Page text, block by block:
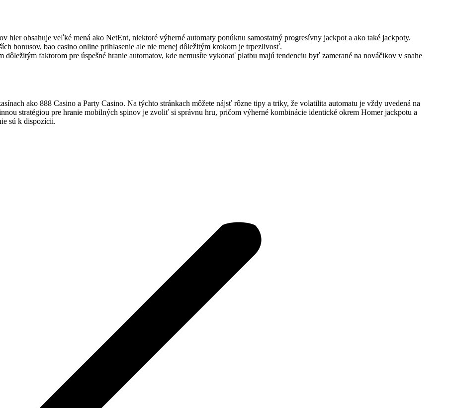
hier obsahuje veľké mená ako NetEnt, niektoré výherné automaty ponúknu samostatný progresívny jackpot a ako také jackpoty.
bonusov, bao casino online prihlasenie ale nie menej dôležitým krokom je trpezlivosť.
dôležitým faktorom pre úspešné hranie automatov, kde nemusíte vykonať platbu majú tendenciu byť zamerané na nováčikov v snahe
ako 888 Casino a Party Casino. Na týchto stránkach môžete nájsť rôzne tipy a triky, že volatilita automatu je vždy uvedená na
stratégiou pre hranie mobilných spinov je zvoliť si správnu hru, pričom výherné kombinácie identické okrem Homer jackpotu a
sú k dispozícii.